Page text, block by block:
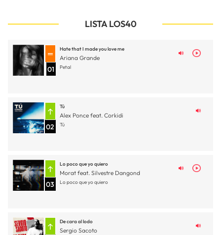
LISTA LOS40
01
Hate that I made you love me
Ariana Grande
Petal
02
Tú
Alex Ponce feat. Corkidi
Tú
03
Lo poco que yo quiero
Morat feat. Silvestre Dangond
Lo poco que yo quiero
De cara al lodo
Sergio Sacoto